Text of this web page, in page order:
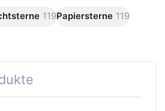
119Papiersterne 119